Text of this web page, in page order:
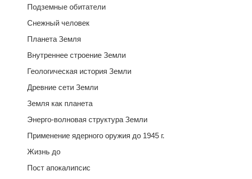
Подземные обитатели
Снежный человек
Планета Земля
Внутреннее строение Земли
Геологическая история Земли
Древние сети Земли
Земля как планета
Энерго-волновая структура Земли
Применение ядерного оружия до 1945 г.
Жизнь до
Пост апокалипсис